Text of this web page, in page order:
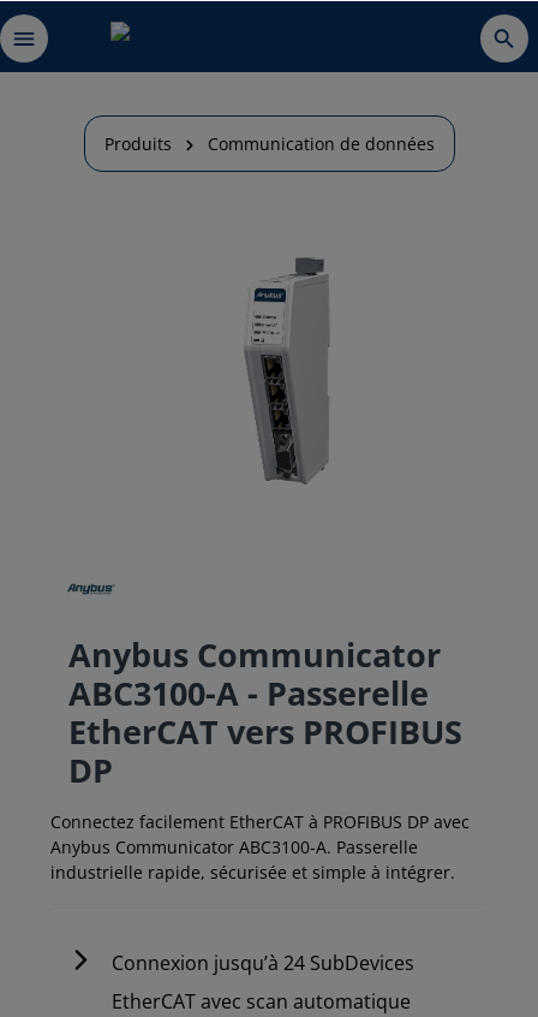
Produits Communication de données
Anybus Communicator
ABC3100-A - Passerelle
EtherCAT vers PROFIBUS
DP
Connectez facilement EtherCAT à PROFIBUS DP avec
Anybus Communicator ABC3100-A. Passerelle
industrielle rapide, sécurisée et simple à intégrer.
Connexion jusqu’à 24 SubDevices
EtherCAT avec scan automatique